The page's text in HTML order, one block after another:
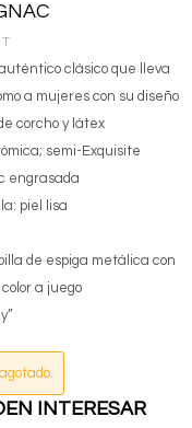
clásico que lleva
a mujeres con su diseño
corcho y látex
semi-Exquisite
engrasada
piel lisa
de espiga metálica con
a juego
INTERESAR